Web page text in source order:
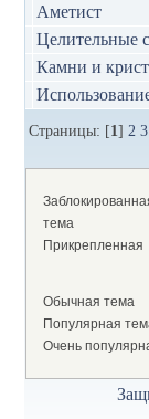
Аметист
Целительные
Камни и
Страницы: [1]2 3
Обычная тема
Популярная
Очень
тема
Прикрепленная